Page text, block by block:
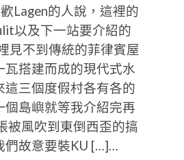
歡Lagen的人說，這裡的
以及下一站要介紹的
見不到傳統的菲律賓屋
瓦搭建而成的現代式水
這三個度假村各有各的
個島嶼就等我介紹完再
被風吹到東倒西歪的搞
們故意要裝KU […]…